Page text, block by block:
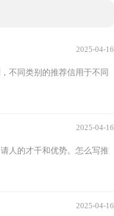
2025-04-16
不同类别的推荐信用于不同
2025-04-16
人的才干和优势。怎么写推
2025-04-16